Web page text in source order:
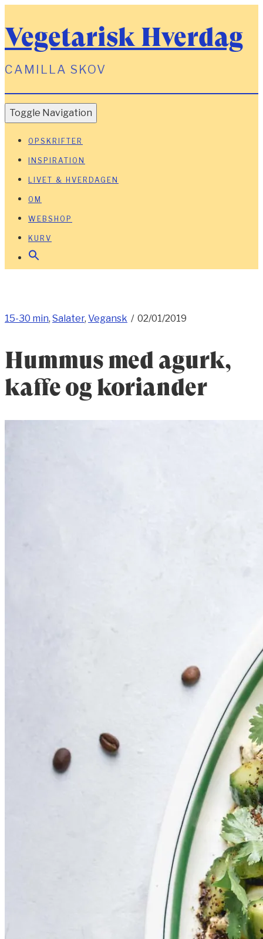
Vegetarisk Hverdag
CAMILLA SKOV
Toggle Navigation
OPSKRIFTER
INSPIRATION
LIVET & HVERDAGEN
OM
WEBSHOP
KURV
15-30 min, Salater, Vegansk / 02/01/2019
Hummus med agurk,
kaffe og koriander